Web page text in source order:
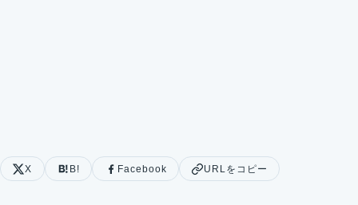
X B! Facebook URLをコピー